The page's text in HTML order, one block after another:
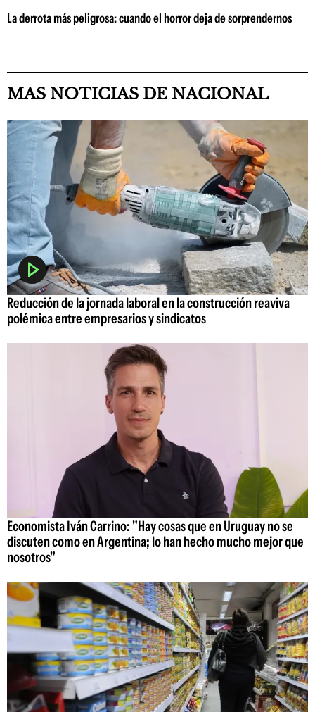
La derrota más peligrosa: cuando el horror deja de sorprendernos
MAS NOTICIAS DE NACIONAL
Reducción de la jornada laboral en la construcción reaviva
polémica entre empresarios y sindicatos
Economista Iván Carrino: "Hay cosas que en Uruguay no se
discuten como en Argentina; lo han hecho mucho mejor que
nosotros"